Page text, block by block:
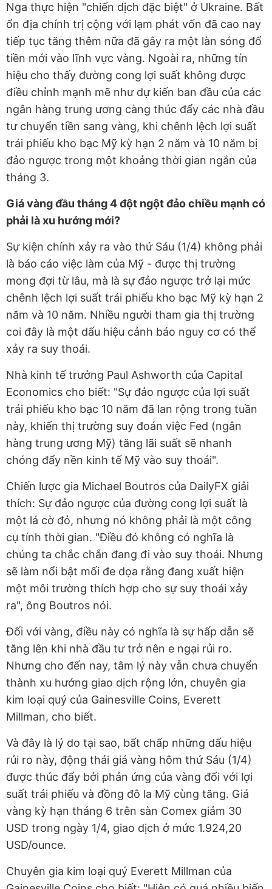
Nga thực hiện "chiến dịch đặc biệt" ở Ukraine. Bất
ổn địa chính trị cộng với lạm phát vốn đã cao nay
tiếp tục tăng thêm nữa đã gây ra một làn sóng đổ
tiền mới vào lĩnh vực vàng. Ngoài ra, những tín
hiệu cho thấy đường cong lợi suất không được
điều chỉnh mạnh mẽ như dự kiến ban đầu của các
ngân hàng trung ương càng thúc đẩy các nhà đầu
tư chuyển tiền sang vàng, khi chênh lệch lợi suất
trái phiếu kho bạc Mỹ kỳ hạn 2 năm và 10 năm bị
đảo ngược trong một khoảng thời gian ngắn của
tháng 3.
Giá vàng đầu tháng 4 đột ngột đảo chiều mạnh có
phải là xu hướng mới?
Sự kiện chính xảy ra vào thứ Sáu (1/4) không phải
là báo cáo việc làm của Mỹ - được thị trường
mong đợi từ lâu, mà là sự đảo ngược trở lại mức
chênh lệch lợi suất trái phiếu kho bạc Mỹ kỳ hạn 2
năm và 10 năm. Nhiều người tham gia thị trường
coi đây là một dấu hiệu cảnh báo nguy cơ có thể
xảy ra suy thoái.
Nhà kinh tế trưởng Paul Ashworth của Capital
Economics cho biết: "Sự đảo ngược của lợi suất
trái phiếu kho bạc 10 năm đã lan rộng trong tuần
này, khiến thị trường suy đoán việc Fed (ngân
hàng trung ương Mỹ) tăng lãi suất sẽ nhanh
chóng đẩy nền kinh tế Mỹ vào suy thoái".
Chiến lược gia Michael Boutros của DailyFX giải
thích: Sự đảo ngược của đường cong lợi suất là
một lá cờ đỏ, nhưng nó không phải là một công
cụ tính thời gian. "Điều đó không có nghĩa là
chúng ta chắc chắn đang đi vào suy thoái. Nhưng
sẽ làm nổi bật mối đe dọa rằng đang xuất hiện
một môi trường thích hợp cho sự suy thoái xảy
ra", ông Boutros nói.
Đối với vàng, điều này có nghĩa là sự hấp dẫn sẽ
tăng lên khi nhà đầu tư trở nên e ngại rủi ro.
Nhưng cho đến nay, tâm lý này vẫn chưa chuyển
thành xu hướng giao dịch rộng lớn, chuyên gia
kim loại quý của Gainesville Coins, Everett
Millman, cho biết.
Và đây là lý do tại sao, bất chấp những dấu hiệu
rủi ro này, động thái giá vàng hôm thứ Sáu (1/4)
được thúc đẩy bởi phản ứng của vàng đối với lợi
suất trái phiếu và đồng đô la Mỹ cùng tăng. Giá
vàng kỳ hạn tháng 6 trên sàn Comex giảm 30
USD trong ngày 1/4, giao dịch ở mức 1.924,20
USD/ounce.
Chuyên gia kim loại quý Everett Millman của